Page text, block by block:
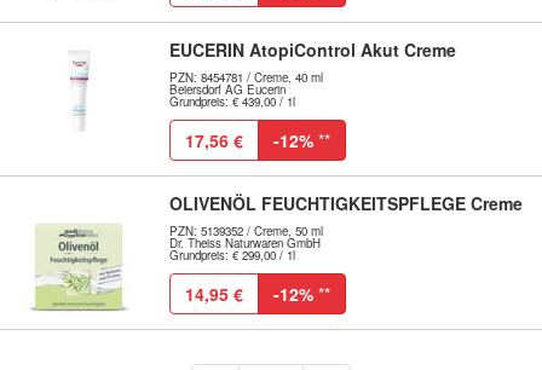
EUCERIN AtopiControl Akut Creme
PZN: 8454781 / Creme, 40 ml
Beiersdorf AG Eucerin
Grundpreis: € 439,00 / 1l
17,56 € -12% **
OLIVENÖL FEUCHTIGKEITSPFLEGE Creme
PZN: 5139352 / Creme, 50 ml
Dr. Theiss Naturwaren GmbH
Grundpreis: € 299,00 / 1l
14,95 € -12% **